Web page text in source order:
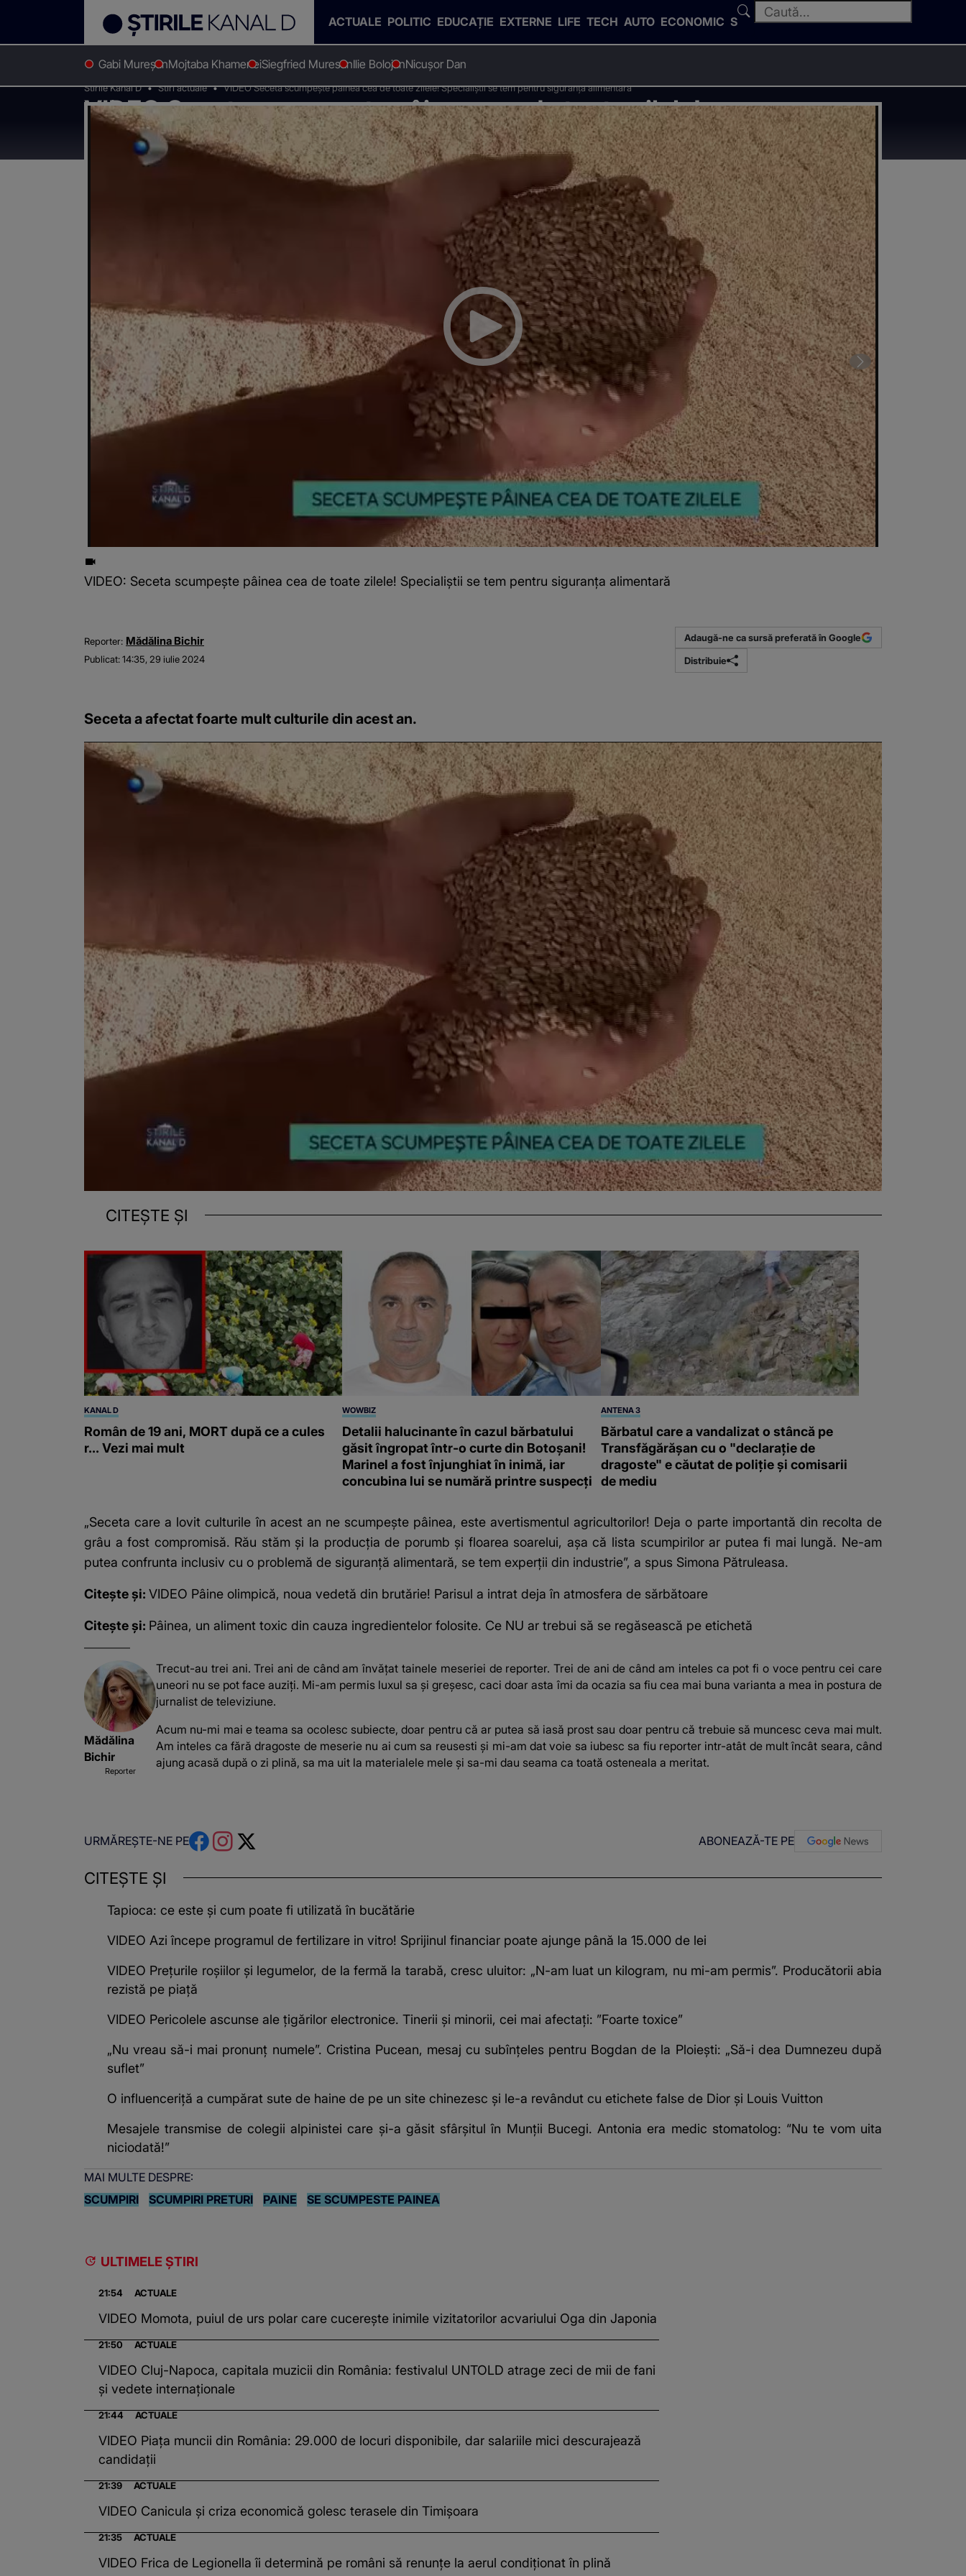
ACTUALE POLITIC EDUCAȚIE EXTERNE LIFE TECH AUTO ECONOMIC SPORT
Gabi MureșanMojtaba KhameneiSiegfried MuresanIlie BolojanNicușor Dan
Stirile Kanal D Stiri actuale VIDEO Seceta scumpește pâinea cea de toate zilele! Specialiștii se tem pentru siguranța alimentară
VIDEO Seceta scumpește pâinea cea de toate zilele!
Specialiștii se tem pentru siguranța alimentară
VIDEO: Seceta scumpește pâinea cea de toate zilele! Specialiștii se tem pentru siguranța alimentară
Reporter: Mădălina Bichir
Publicat:14:35, 29 iulie 2024
Adaugă-ne ca sursă preferată în Google
Distribuie
Seceta a afectat foarte mult culturile din acest an.
CITEȘTE ȘI
KANAL D
Român de 19 ani, MORT după ce a cules
r... Vezi mai mult
WOWBIZ
Detalii halucinante în cazul bărbatului
găsit îngropat într-o curte din Botoșani!
Marinel a fost înjunghiat în inimă, iar
concubina lui se numără printre suspecți
ANTENA 3
Bărbatul care a vandalizat o stâncă pe
Transfăgărășan cu o "declaraţie de
dragoste" e căutat de poliție și comisarii
de mediu
„Seceta care a lovit culturile în acest an ne scumpește pâinea, este avertismentul agricultorilor! Deja o parte importantă din recolta de
grâu a fost compromisă. Rău stăm și la producția de porumb și floarea soarelui, așa că lista scumpirilor ar putea fi mai lungă. Ne-am
putea confrunta inclusiv cu o problemă de siguranță alimentară, se tem experții din industrie”, a spus Simona Pătruleasa.
Citește și: VIDEO Pâine olimpică, noua vedetă din brutărie! Parisul a intrat deja în atmosfera de sărbătoare
Citește și: Pâinea, un aliment toxic din cauza ingredientelor folosite. Ce NU ar trebui să se regăsească pe etichetă
Mădălina
Bichir
Reporter
Trecut-au trei ani. Trei ani de când am învățat tainele meseriei de reporter. Trei de ani de când am inteles ca pot fi o voce pentru cei care
uneori nu se pot face auziți. Mi-am permis luxul sa și greșesc, caci doar asta îmi da ocazia sa fiu cea mai buna varianta a mea in postura de
jurnalist de televiziune.
Acum nu-mi mai e teama sa ocolesc subiecte, doar pentru că ar putea să iasă prost sau doar pentru că trebuie să muncesc ceva mai mult.
Am inteles ca fără dragoste de meserie nu ai cum sa reusesti și mi-am dat voie sa iubesc sa fiu reporter intr-atât de mult încât seara, când
ajung acasă după o zi plină, sa ma uit la materialele mele și sa-mi dau seama ca toată osteneala a meritat.
URMĂREȘTE-NE PE ABONEAZĂ-TE PE
CITEȘTE ȘI
Tapioca: ce este și cum poate fi utilizată în bucătărie
VIDEO Azi începe programul de fertilizare in vitro! Sprijinul financiar poate ajunge până la 15.000 de lei
VIDEO Prețurile roșiilor și legumelor, de la fermă la tarabă, cresc uluitor: „N-am luat un kilogram, nu mi-am permis”. Producătorii abia
rezistă pe piață
VIDEO Pericolele ascunse ale țigărilor electronice. Tinerii și minorii, cei mai afectați: ”Foarte toxice”
„Nu vreau să-i mai pronunț numele”. Cristina Pucean, mesaj cu subînțeles pentru Bogdan de la Ploiești: „Să-i dea Dumnezeu după
suflet”
O influenceriță a cumpărat sute de haine de pe un site chinezesc și le-a revândut cu etichete false de Dior și Louis Vuitton
Mesajele transmise de colegii alpinistei care și-a găsit sfârșitul în Munții Bucegi. Antonia era medic stomatolog: “Nu te vom uita
niciodată!”
MAI MULTE DESPRE:
SCUMPIRI
SCUMPIRI PRETURI PAINE SE SCUMPESTE PAINEA
ULTIMELE ȘTIRI
21:54 ACTUALE
VIDEO Momota, puiul de urs polar care cucerește inimile vizitatorilor acvariului Oga din Japonia
21:50 ACTUALE
VIDEO Cluj-Napoca, capitala muzicii din România: festivalul UNTOLD atrage zeci de mii de fani
și vedete internaționale
21:44 ACTUALE
VIDEO Piața muncii din România: 29.000 de locuri disponibile, dar salariile mici descurajează
candidații
21:39 ACTUALE
VIDEO Canicula și criza economică golesc terasele din Timișoara
21:35 ACTUALE
VIDEO Frica de Legionella îi determină pe români să renunțe la aerul condiționat în plină